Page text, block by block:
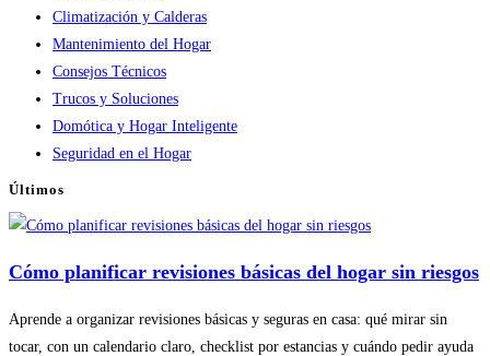
Climatización y Calderas
Mantenimiento del Hogar
Consejos Técnicos
Trucos y Soluciones
Domótica y Hogar Inteligente
Seguridad en el Hogar
Últimos
Cómo planificar revisiones básicas del hogar sin riesgos
Aprende a organizar revisiones básicas y seguras en casa: qué mirar sin
tocar, con un calendario claro, checklist por estancias y cuándo pedir ayuda